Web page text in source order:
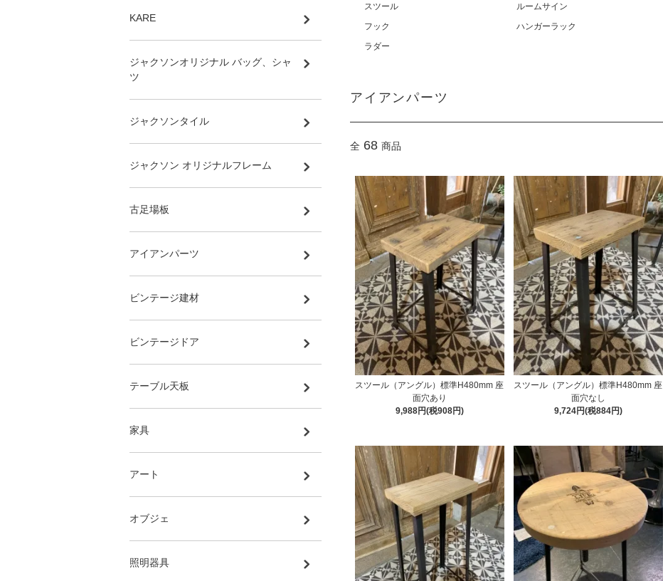
スツール ルームサイン
フック
ハンガーラック
ラダー
アイアンパーツ
全 68 商品
スツール（アングル）標準H480mm 座
面穴あり
9,988円(税908円)
スツール（アングル）標準H480mm 座
面穴なし
9,724円(税884円)
KARE
ジャクソンオリジナル バッグ、シャ
ツ
ジャクソンタイル
ジャクソン オリジナルフレーム
古足場板
アイアンパーツ
ビンテージ建材
ビンテージドア
テーブル天板
家具
アート
オブジェ
照明器具